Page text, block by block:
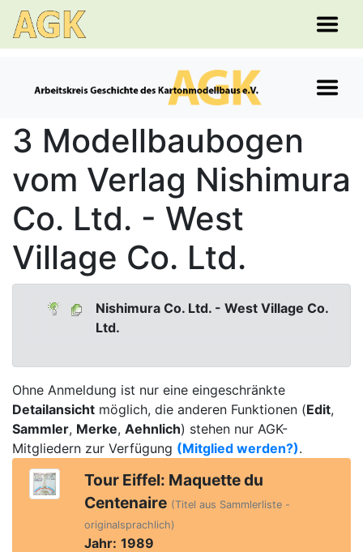
3 Modellbaubogen
vom Verlag Nishimura
Co. Ltd. - West
Village Co. Ltd.
Nishimura Co. Ltd. - West Village Co.
Ltd.
Ohne Anmeldung ist nur eine eingeschränkte
Detailansicht möglich, die anderen Funktionen (Edit,
Sammler, Merke, Aehnlich) stehen nur AGK-
Mitgliedern zur Verfügung (Mitglied werden?).
Tour Eiffel: Maquette du
Centenaire (Titel aus Sammlerliste -
originalsprachlich)
Jahr: 1989